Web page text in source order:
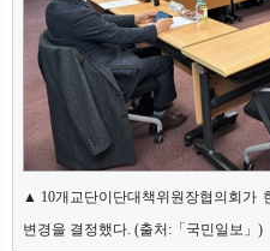
▲10개교단이단대책위원장협의회가
변경을 결정했다. (출처:「국민일보」)